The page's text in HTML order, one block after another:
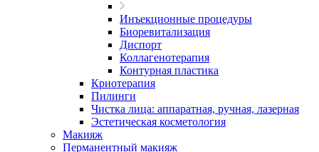
Инъекционные процедуры
Биоревитализация
Диспорт
Коллагенотерапия
Контурная пластика
Криотерапия
Пилинги
Чистка лица: аппаратная, ручная, лазерная
Эстетическая косметология
Макияж
Перманентный макияж